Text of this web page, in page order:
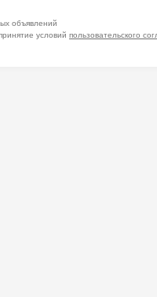
объявлений
условий пользовательского